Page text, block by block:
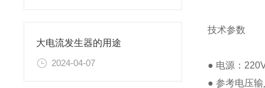
大电流发生器的用途
2024-04-07
技术参数
● 电源：
● 参考电压